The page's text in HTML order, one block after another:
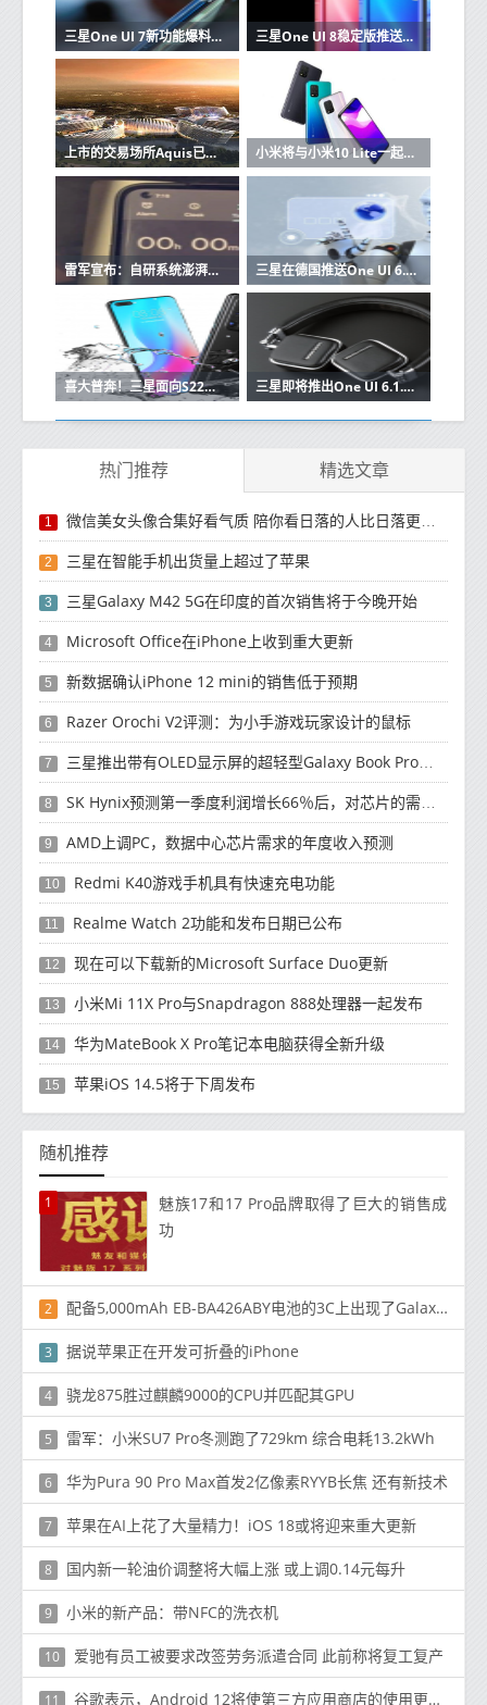
三星One UI 7新功能爆料汇总：图标焕新 明年1月亮相 三星One UI 8稳定版推送已启动 首批覆盖超10款机型
上市的交易场所Aquis已选择AlgoData为其提供市场数据 小米将与小米10 Lite一起在中国发布MIUI 12
雷军宣布：自研系统澎湃OS封包 小米14首发 接替MIUI 三星在德国推送One UI 6.0稳定版 国内可能马上就到
喜大普奔！三星面向S22系列用户全量推送One UI 6系统 三星即将推出One UI 6.1.1更新 应用程序抢先适配
热门推荐 精选文章
1 微信美女头像合集好看气质 陪你看日落的人比日落更浪漫
2 三星在智能手机出货量上超过了苹果
3 三星Galaxy M42 5G在印度的首次销售将于今晚开始
4 Microsoft Office在iPhone上收到重大更新
5 新数据确认iPhone 12 mini的销售低于预期
6 Razer Orochi V2评测：为小手游戏玩家设计的鼠标
7 三星推出带有OLED显示屏的超轻型Galaxy Book Pro和Galaxy Book Pro 360笔记本电脑
8 SK Hynix预测第一季度利润增长66％后，对芯片的需求将增强
9 AMD上调PC，数据中心芯片需求的年度收入预测
10 Redmi K40游戏手机具有快速充电功能
11 Realme Watch 2功能和发布日期已公布
12 现在可以下载新的Microsoft Surface Duo更新
13 小米Mi 11X Pro与Snapdragon 888处理器一起发布
14 华为MateBook X Pro笔记本电脑获得全新升级
15 苹果iOS 14.5将于下周发布
随机推荐
1
魅族17和17 Pro品牌取得了巨大的销售成
功
2 配备5,000mAh EB-BA426ABY电池的3C上出现了Galaxy A42 4G / 5G
3 据说苹果正在开发可折叠的iPhone
4 骁龙875胜过麒麟9000的CPU并匹配其GPU
5 雷军：小米SU7 Pro冬测跑了729km 综合电耗13.2kWh
6 华为Pura 90 Pro Max首发2亿像素RYYB长焦 还有新技术
7 苹果在AI上花了大量精力！iOS 18或将迎来重大更新
8 国内新一轮油价调整将大幅上涨 或上调0.14元每升
9 小米的新产品：带NFC的洗衣机
10 爱驰有员工被要求改签劳务派遣合同 此前称将复工复产
11 谷歌表示，Android 12将使第三方应用商店的使用更加容易